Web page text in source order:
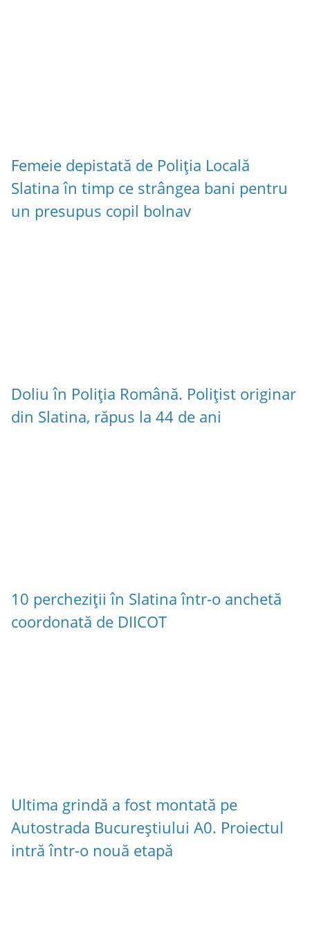
Femeie depistată de Poliția Locală
Slatina în timp ce strângea bani pentru
un presupus copil bolnav
Doliu în Poliția Română. Polițist originar
din Slatina, răpus la 44 de ani
10 percheziții în Slatina într-o anchetă
coordonată de DIICOT
Ultima grindă a fost montată pe
Autostrada Bucureștiului A0. Proiectul
intră într-o nouă etapă